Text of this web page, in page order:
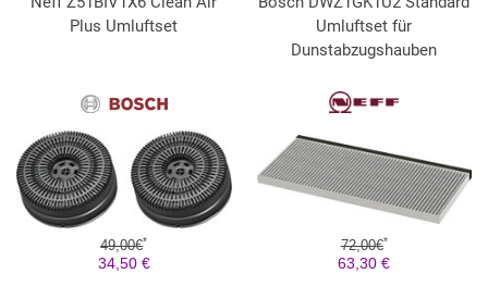
Plus Umluftset
Umluftset für
Dunstabzugshauben
49,00€*
34,50 €
72,00€*
63,30 €